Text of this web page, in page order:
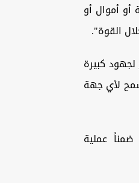
أو أموال أو
القوة".
كبيرة
لأي جهة
عملية